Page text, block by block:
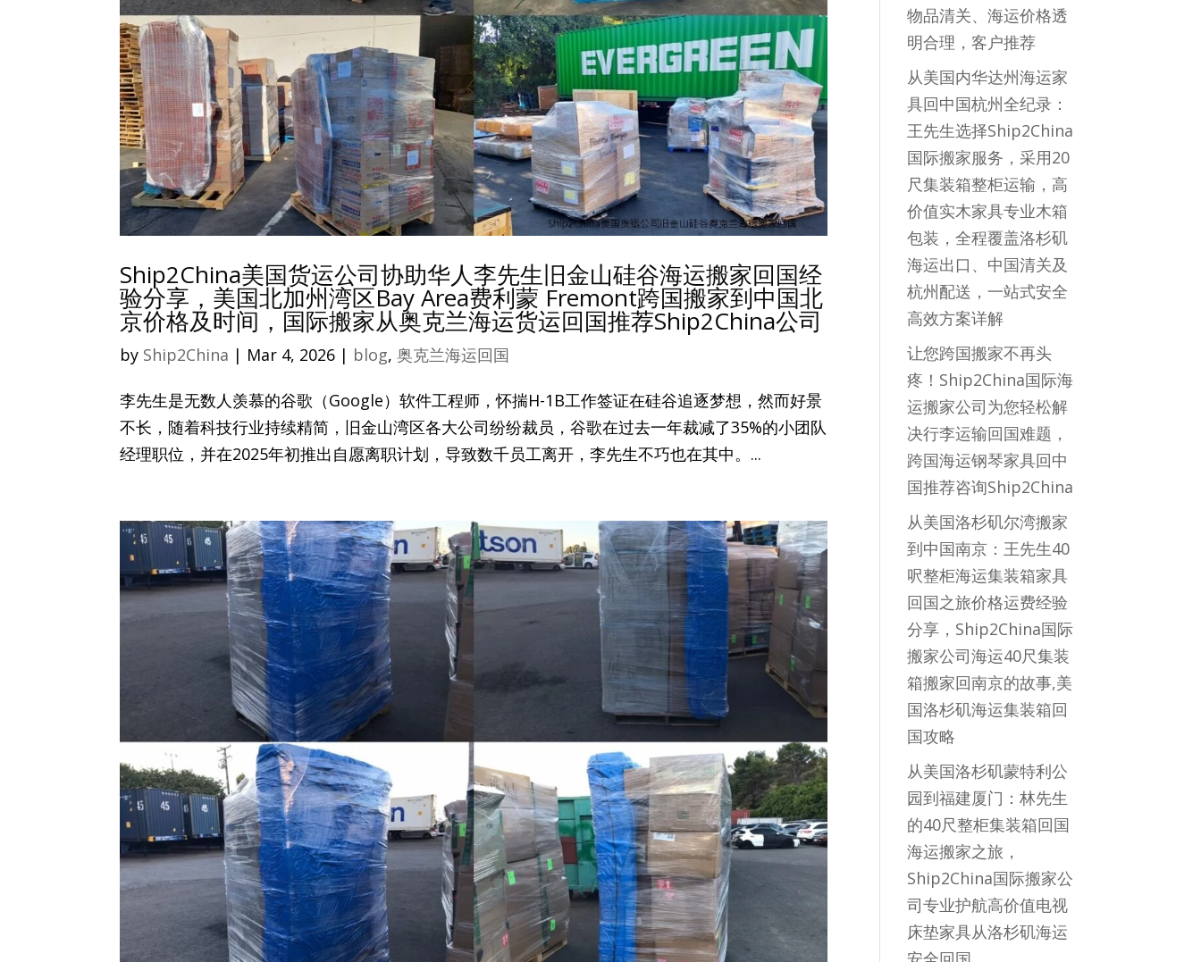
Ship2China美国货运公司协助华人李先生旧金山硅谷海运搬家回国经
验分享，美国北加州湾区Bay Area费利蒙 Fremont跨国搬家到中国北
京价格及时间，国际搬家从奥克兰海运货运回国推荐Ship2China公司
by Ship2China | Mar 4, 2026 | blog,奥克兰海运回国
李先生是无数人羡慕的谷歌（Google）软件工程师，怀揣H-1B工作签证在硅谷追逐梦想，然而好景
不长，随着科技行业持续精简，旧金山湾区各大公司纷纷裁员，谷歌在过去一年裁减了35%的小团队
经理职位，并在2025年初推出自愿离职计划，导致数千员工离开，李先生不巧也在其中。...
物品清关、海运价格透
明合理，客户推荐
从美国内华达州海运家
具回中国杭州全纪录：
王先生选择Ship2China
国际搬家服务，采用20
尺集装箱整柜运输，高
价值实木家具专业木箱
包装，全程覆盖洛杉矶
海运出口、中国清关及
杭州配送，一站式安全
高效方案详解
让您跨国搬家不再头
疼！Ship2China国际海
运搬家公司为您轻松解
决行李运输回国难题，
跨国海运钢琴家具回中
国推荐咨询Ship2China
从美国洛杉矶尔湾搬家
到中国南京：王先生40
呎整柜海运集装箱家具
回国之旅价格运费经验
分享，Ship2China国际
搬家公司海运40尺集装
箱搬家回南京的故事,美
国洛杉矶海运集装箱回
国攻略
从美国洛杉矶蒙特利公
园到福建厦门：林先生
的40尺整柜集装箱回国
海运搬家之旅，
Ship2China国际搬家公
司专业护航高价值电视
床垫家具从洛杉矶海运